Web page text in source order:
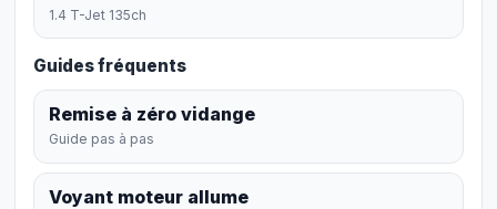
1.4 T-Jet 135ch
Guides fréquents
Remise à zéro vidange
Guide pas à pas
Voyant moteur allume